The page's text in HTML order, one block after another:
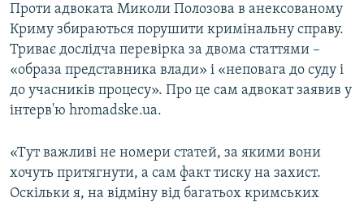
пошуку
ІНТЕРВ'Ю
ВСЕ ЗА ДЕНЬ
СПЕЦПРОЕКТИ
ДЕПОРТАЦІЯ
СВІДЧЕННЯ ОКУПАЦІЇ
УКРАЇНСЬКА ПРОБЛЕМА КРИМУ
ЯК ОБІЙТИ БЛОКУВАННЯ
Qırımtatar
Проти адвоката Миколи Полозова в анексованому
Криму збираються порушити кримінальну справу.
Триває дослідча перевірка за двома статтями –
«образа представника влади» і «неповага до суду і
до учасників процесу». Про це сам адвокат заявив у
інтерв'ю hromadske.ua.
«Тут важливі не номери статей, за якими вони
хочуть притягнути, а сам факт тиску на захист.
Оскільки я, на відміну від багатьох кримських